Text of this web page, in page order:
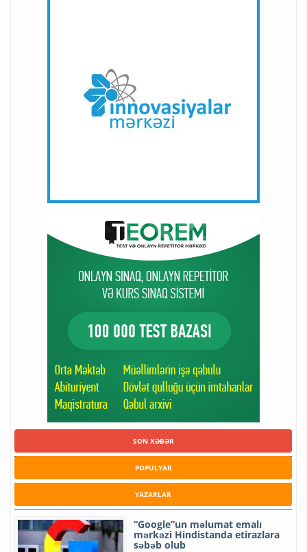
SON XƏBƏR
POPULYAR
YAZARLAR
“Google”un məlumat emalı
mərkəzi Hindistanda etirazlara
səbəb olub